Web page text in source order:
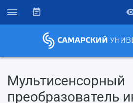
Мультисенсорный
преобразователь